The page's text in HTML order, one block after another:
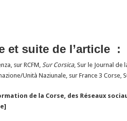
et suite de l’article :
sur RCFM,Sur Corsica, Sur le Journal de
Unità Naziunale, sur France 3 Corse,
de la Corse, des Réseaux